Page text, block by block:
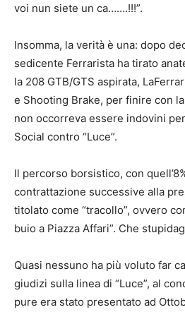
voi nun siete un ca…….!!!”.
Insomma, la verità è una: dopo
sedicente Ferrarista ha tirato
la 208 GTB/GTS aspirata,
e Shooting Brake, per finire con
non occorreva essere indovini
Social contro “Luce”.
Il percorso borsistico, con
contrattazione successive alla
titolato come “tracollo”, ovvero
buio a Piazza Affari”. Che
Quasi nessuno ha più voluto far
giudizi sulla linea di “Luce”, al
pure era stato presentato ad